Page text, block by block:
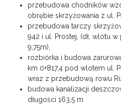
przebudowa chodników
obrębie skrzyżowania z ul.
przebudowa tarczy
942 i ul. Prostej, (dł. wlotu
9,75m),
rozbiórka i budowa
km 0+817,4 pod wlotem ul.
wraz z przebudową rowu
budowa kanalizacji
długości 163,5 m